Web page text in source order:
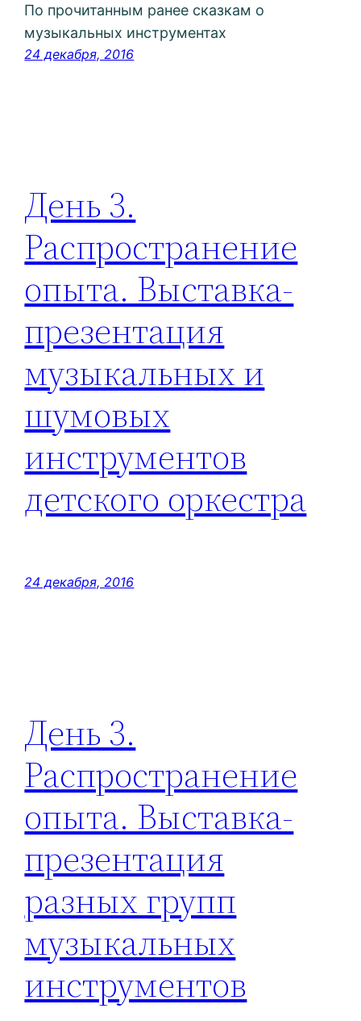
По прочитанным ранее сказкам о
музыкальных инструментах
24 декабря, 2016
День 3.
Распространение
опыта. Выставка-
презентация
музыкальных и
шумовых
инструментов
детского оркестра
24 декабря, 2016
День 3.
Распространение
опыта. Выставка-
презентация
разных групп
музыкальных
инструментов